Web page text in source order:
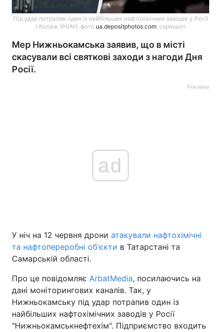
Україна Політика
Економіка
Спорт Наука
Техно і зв'язок
Зброя Інциденти
Під удар потрапив один із найбільших нафтохімічних заводів у Росії
/ Колаж УНІАН, фото ua.depositphotos.com, скріншот
Мер Нижньокамська заявив, що в місті
скасували всі святкові заходи з нагоди Дня
Росії.
Реклама
ad
У ніч на 12 червня дрони атакували нафтохімічні
та нафтопереробні об'єкти в Татарстані та
Самарській області.
Про це повідомляє ArbatMedia, посилаючись на
дані моніторингових каналів. Так, у
Нижньокамську під удар потрапив один із
найбільших нафтохімічних заводів у Росії
"Нижньокамськнефтехім". Підприємство входить